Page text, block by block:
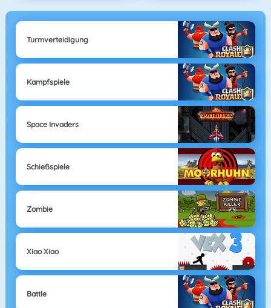
Turmverteidigung
Kampfspiele
Space Invaders
Schießspiele
Zombie
Xiao Xiao
Battle